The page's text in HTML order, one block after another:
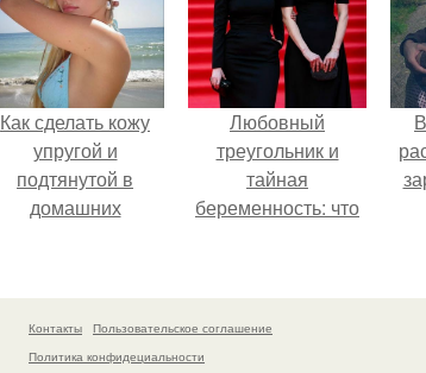
Как сделать кожу
упругой и
подтянутой в
домашних
Любовный
треугольник и
тайная
беременность: что
Михалкова?
Контакты
Пользовательское соглашение
Политика конфидециальности